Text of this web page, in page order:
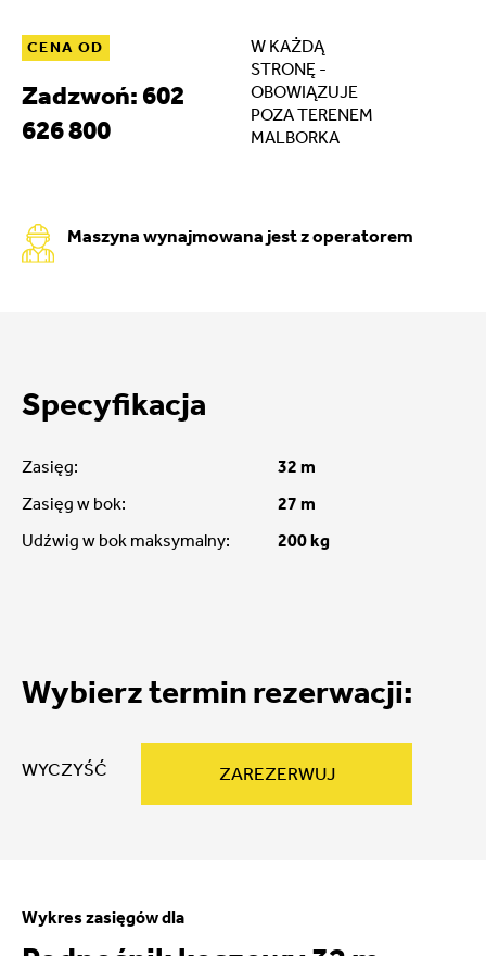
CENA OD
Zadzwoń: 602
626 800
W KAŻDĄ
STRONĘ -
OBOWIĄZUJE
POZA TERENEM
MALBORKA
Maszyna wynajmowana jest z operatorem
Specyfikacja
Zasięg:
Zasięg w bok:
Udźwig w bok maksymalny:
32 m
27 m
200 kg
Wybierz termin rezerwacji:
WYCZYŚĆ ZAREZERWUJ
Wykres zasięgów dla